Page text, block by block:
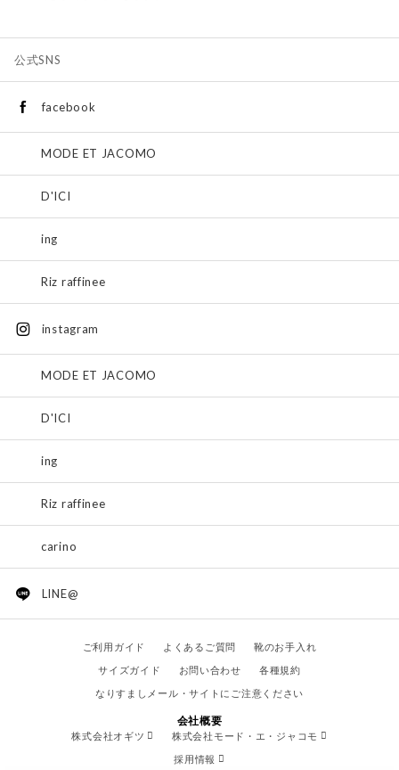
公式SNS
facebook
MODE ET JACOMO
D'ICI
ing
Riz raffinee
instagram
MODE ET JACOMO
D'ICI
ing
Riz raffinee
carino
LINE@
ご利用ガイド よくあるご質問
靴のお手入れ
サイズガイド
お問い合わせ
各種規約
なりすましメール・サイトにご注意ください
会社概要
株式会社オギツ
株式会社モード・エ・ジャコモ
採用情報